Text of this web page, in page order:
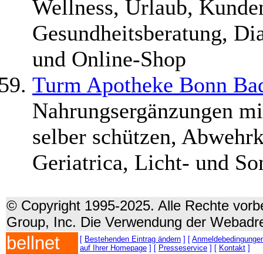
Wellness, Urlaub,
Gesundheitsberatung,
und Online-Shop
Turm Apotheke Bonn
Nahrungsergänzungen
selber schützen,
Geriatrica, Licht- und
© Copyright 1995-2025. Alle Rechte
Group, Inc. Die Verwendung der
bellnet [ Bestehenden Eintrag ändern ] [
auf Ihrer Homepage ] [ Presseservice ] [ Kontakt ]